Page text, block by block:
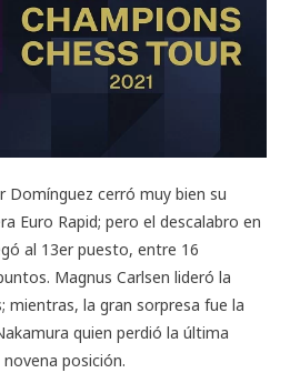
Domínguez cerró muy bien su
Euro Rapid; pero el descalabro en
al 13er puesto, entre 16
Magnus Carlsen lideró la
mientras, la gran sorpresa fue la
quien perdió la última
posición.